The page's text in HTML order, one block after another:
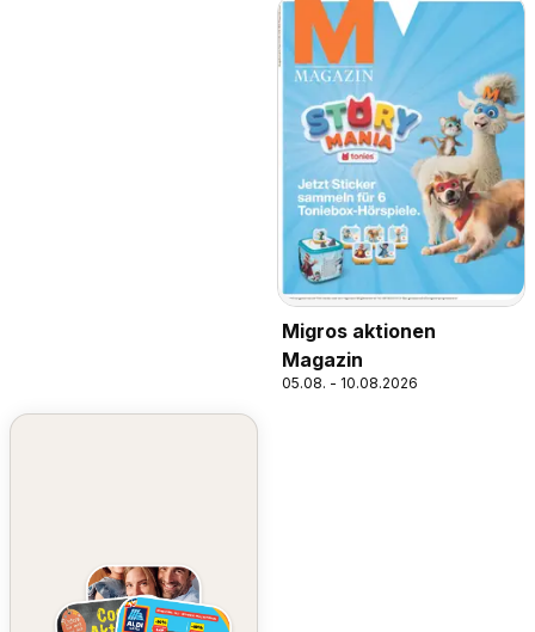
Migros aktionen
Magazin
05.08. - 10.08.2026